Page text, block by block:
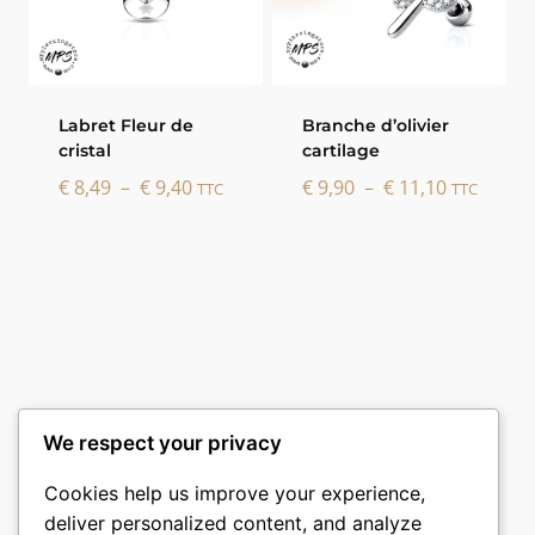
Labret Fleur de
cristal
€8,49 – €9,40Plage
TTC
Branche d’olivier
cartilage
€9,90 – €11,10Plage
TTC
We respect your privacy
Cookies help us improve your experience,
deliver personalized content, and analyze